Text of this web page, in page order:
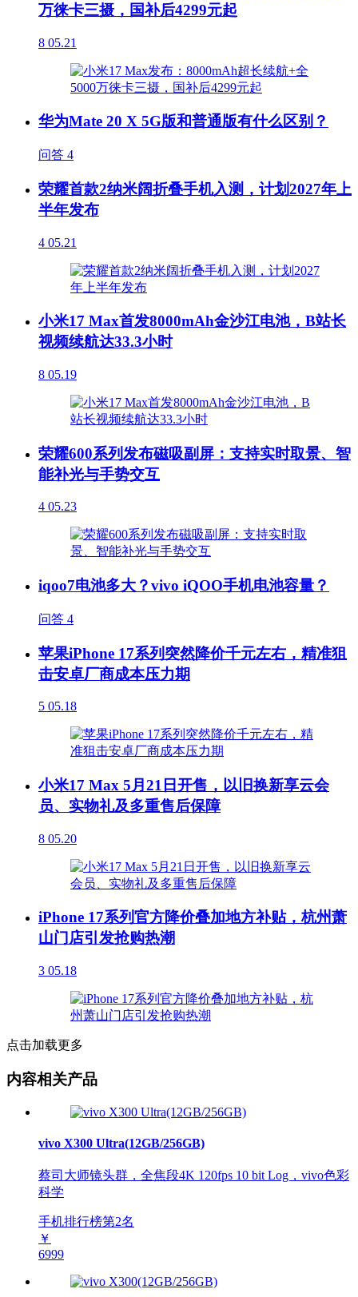
万徕卡三摄，国补后4299元起
8 05.21
华为Mate 20 X 5G版和普通版有什么区别？
问答 4
荣耀首款2纳米阔折叠手机入测，计划2027年上
半年发布
4 05.21
小米17 Max首发8000mAh金沙江电池，B站长
视频续航达33.3小时
8 05.19
荣耀600系列发布磁吸副屏：支持实时取景、智
能补光与手势交互
4 05.23
iqoo7电池多大？vivo iQOO手机电池容量？
问答 4
苹果iPhone 17系列突然降价千元左右，精准狙
击安卓厂商成本压力期
5 05.18
小米17 Max 5月21日开售，以旧换新享云会
员、实物礼及多重售后保障
8 05.20
iPhone 17系列官方降价叠加地方补贴，杭州萧
山门店引发抢购热潮
3 05.18
点击加载更多
内容相关产品
vivo X300 Ultra(12GB/256GB)
蔡司大师镜头群，全焦段4K 120fps 10 bit Log，vivo色彩
科学
手机排行榜第2名
￥
6999